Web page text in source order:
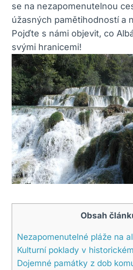
se na nezapomenutelnou
úžasných pamětihodností a
Pojďte s námi objevit, co
svými hranicemi!
Obsah
Nezapomenutelné pláže na
Kulturní poklady v
Dojemné památky z dob